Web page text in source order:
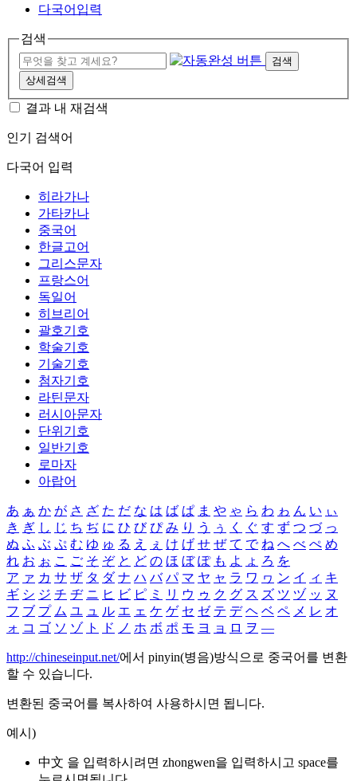
다국어입력
검색
검색
상세검색
결과 내 재검색
인기 검색어
다국어 입력
히라가나
가타카나
중국어
한글고어
그리스문자
프랑스어
독일어
히브리어
괄호기호
학술기호
기술기호
첨자기호
라틴문자
러시아문자
단위기호
일반기호
로마자
아랍어
あ ぁ か が さ ざ た だ な は ば ぱ ま や ゃ ら わ ゎ ん い ぃ
き ぎ し じ ち ぢ に ひ び ぴ み り う ぅ く ぐ す ず つ づ っ
ぬ ふ ぶ ぷ む ゆ ゅ る え ぇ け げ せ ぜ て で ね へ べ ぺ め
れ お ぉ こ ご そ ぞ と ど の ほ ぼ ぽ も よ ょ ろ を
ア ァ カ サ ザ タ ダ ナ ハ バ パ マ ヤ ャ ラ ワ ヮ ン イ ィ キ
ギ シ ジ チ ヂ ニ ヒ ビ ピ ミ リ ウ ゥ ク グ ス ズ ツ ヅ ッ ヌ
フ ブ プ ム ユ ュ ル エ ェ ケ ゲ セ ゼ テ デ ヘ ベ ペ メ レ オ
ォ コ ゴ ソ ゾ ト ド ノ ホ ボ ポ モ ヨ ョ ロ ヲ ―
http://chineseinput.net/에서 pinyin(병음)방식으로 중국어를 변환
할 수 있습니다.
변환된 중국어를 복사하여 사용하시면 됩니다.
예시)
中文 을 입력하시려면 zhongwen을 입력하시고 space를